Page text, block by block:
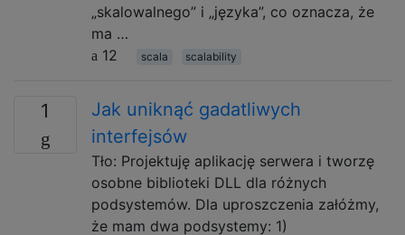
„skalowalnego” i „języka”, co oznacza, że ​​
ma …
12
scala scalability
1
Jak uniknąć gadatliwych
interfejsów
Tło: Projektuję aplikację serwera i tworzę
osobne biblioteki DLL dla różnych
podsystemów. Dla uproszczenia załóżmy,
że mam dwa podsystemy: 1)